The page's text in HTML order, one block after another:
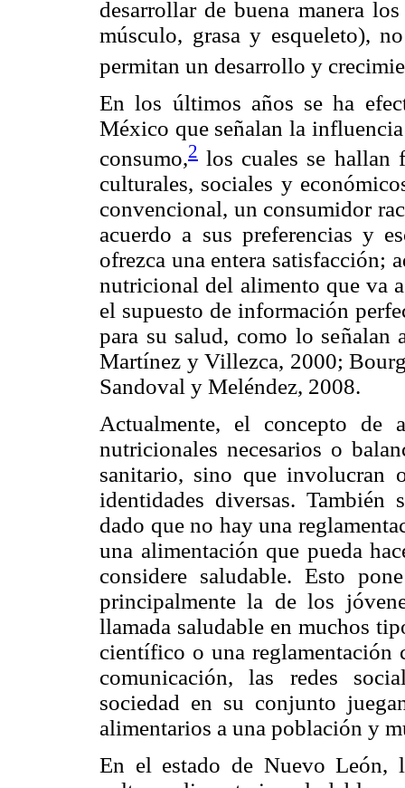
desarrollar de buena manera
músculo, grasa y esqueleto),
permitan un desarrollo y
En los últimos años se ha
México que señalan la
consumo,2 los cuales se hallan
culturales, sociales y
convencional, un consumidor
acuerdo a sus preferencias y
ofrezca una entera satisfacción;
nutricional del alimento que va
el supuesto de información
para su salud, como lo señalan
Martínez y Villezca, 2000;
Sandoval y Meléndez, 2008.
Actualmente, el concepto de
nutricionales necesarios o
sanitario, sino que involucran
identidades diversas.
dado que no hay una
una alimentación que pueda
considere saludable. Esto
principalmente la de los
llamada saludable en muchos
científico o una reglamentación
comunicación, las redes
sociedad en su conjunto
alimentarios a una población y
En el estado de Nuevo León,